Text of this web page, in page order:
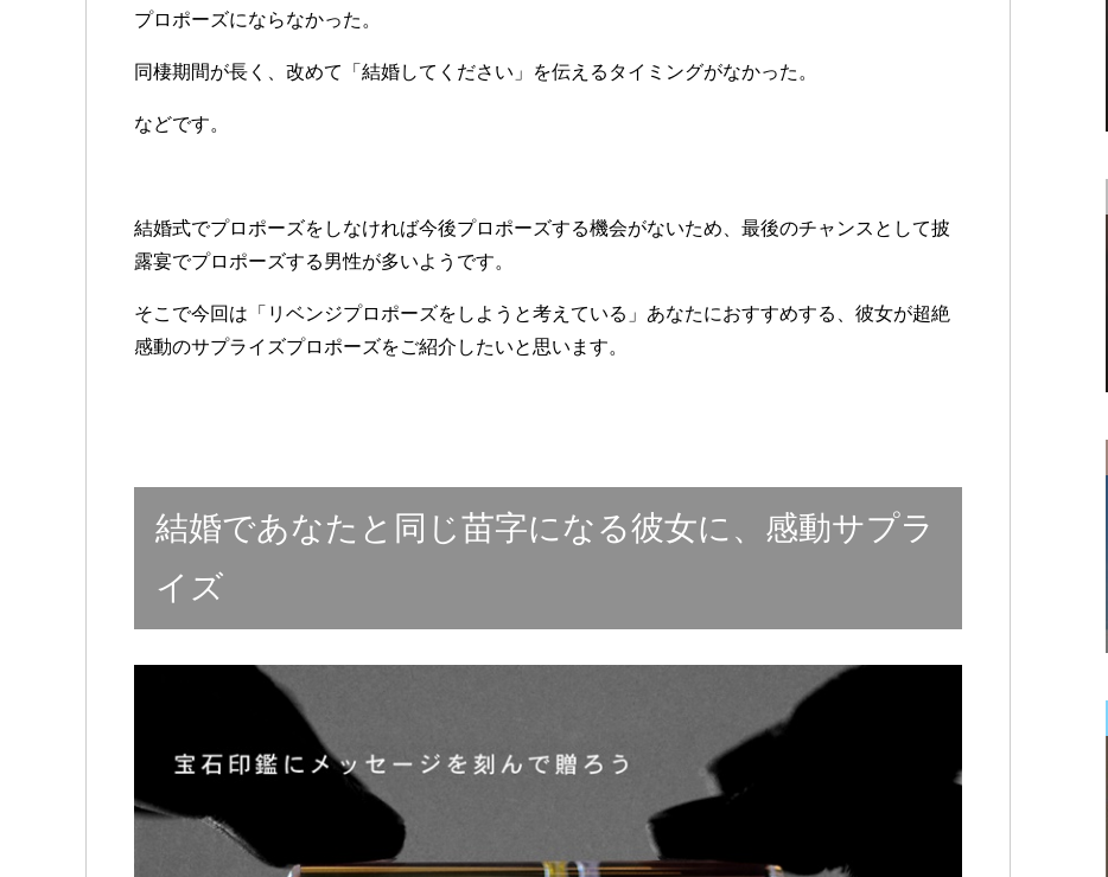
プロポーズにならなかった。
同棲期間が長く、改めて「結婚してください」を伝えるタイミングがなかった。
などです。
結婚式でプロポーズをしなければ今後プロポーズする機会がないため、最後のチャンスとして披
露宴でプロポーズする男性が多いようです。
そこで今回は「リベンジプロポーズをしようと考えている」あなたにおすすめする、彼女が超絶
感動のサプライズプロポーズをご紹介したいと思います。
結婚であなたと同じ苗字になる彼女に、感動サプラ
イズ